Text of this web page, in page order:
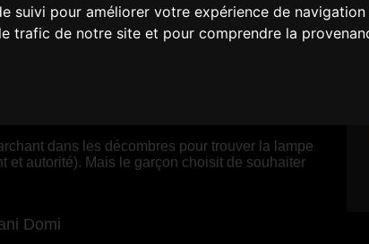
suivi pour améliorer votre expérience de
trafic de notre site et pour comprendre la
dans les décombres pour trouver la lampe
autorité). Mais le garçon choisit de souhaiter
Domi